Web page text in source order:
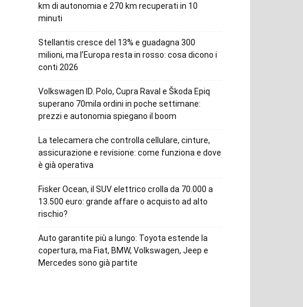
km di autonomia e 270 km recuperati in 10
minuti
Stellantis cresce del 13% e guadagna 300
milioni, ma l’Europa resta in rosso: cosa dicono i
conti 2026
Volkswagen ID. Polo, Cupra Raval e Škoda Epiq
superano 70mila ordini in poche settimane:
prezzi e autonomia spiegano il boom
La telecamera che controlla cellulare, cinture,
assicurazione e revisione: come funziona e dove
è già operativa
Fisker Ocean, il SUV elettrico crolla da 70.000 a
13.500 euro: grande affare o acquisto ad alto
rischio?
Auto garantite più a lungo: Toyota estende la
copertura, ma Fiat, BMW, Volkswagen, Jeep e
Mercedes sono già partite